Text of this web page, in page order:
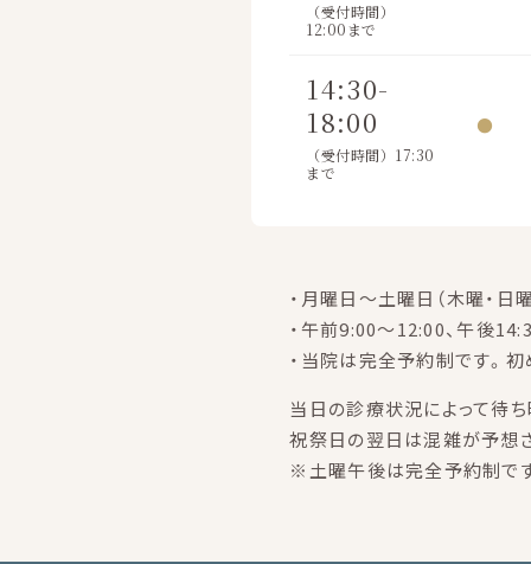
（受付時間）
12:00まで
14:30-
18:00
（受付時間）17:30
まで
●
・月曜日～土曜日（木曜・日
・午前9:00～12:00、午後
・当院は完全予約制です。
当日の診療状況によって待
祝祭日の翌日は混雑が予想
※土曜午後は完全予約制で